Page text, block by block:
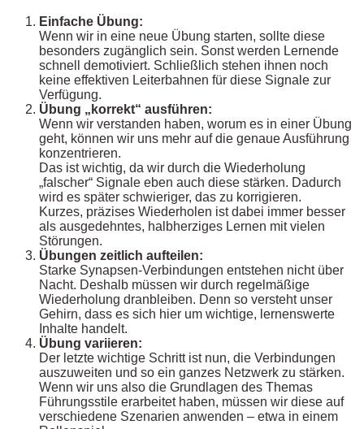
Einfache Übung:
Wenn wir in eine neue Übung starten, sollte diese
besonders zugänglich sein. Sonst werden Lernende
schnell demotiviert. Schließlich stehen ihnen noch
keine effektiven Leiterbahnen für diese Signale zur
Verfügung.
Übung „korrekt“ ausführen:
Wenn wir verstanden haben, worum es in einer Übung
geht, können wir uns mehr auf die genaue Ausführung
konzentrieren.
Das ist wichtig, da wir durch die Wiederholung
„falscher“ Signale eben auch diese stärken. Dadurch
wird es später schwieriger, das zu korrigieren.
Kurzes, präzises Wiederholen ist dabei immer besser
als ausgedehntes, halbherziges Lernen mit vielen
Störungen.
Übungen zeitlich aufteilen:
Starke Synapsen-Verbindungen entstehen nicht über
Nacht. Deshalb müssen wir durch regelmäßige
Wiederholung dranbleiben. Denn so versteht unser
Gehirn, dass es sich hier um wichtige, lernenswerte
Inhalte handelt.
Übung variieren:
Der letzte wichtige Schritt ist nun, die Verbindungen
auszuweiten und so ein ganzes Netzwerk zu stärken.
Wenn wir uns also die Grundlagen des Themas
Führungsstile erarbeitet haben, müssen wir diese auf
verschiedene Szenarien anwenden – etwa in einem